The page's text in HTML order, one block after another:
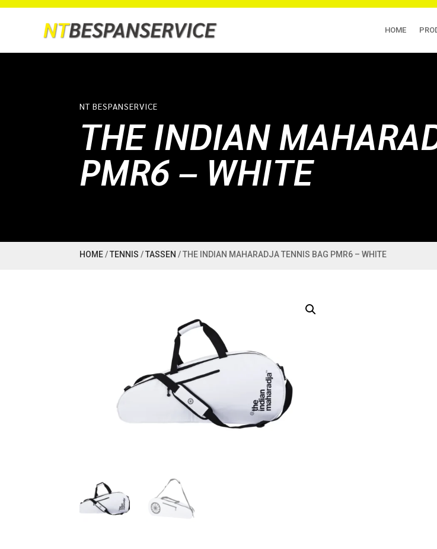
HOME
NT BESPANSERVICE
THE INDIAN
PMR6 – WHITE
HOME/TENNIS /TASSEN / THE INDIAN MAHARADJA TENNIS BAG PMR6 – WHITE